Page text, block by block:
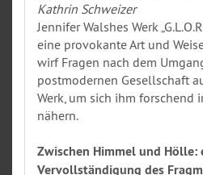
Kathrin Schweizer
Jennifer Walshes Werk
eine provokante Art und
wirf Fragen nach dem
postmodernen Gesellschaft
Werk, um sich ihm forschend
nähern.
Zwischen Himmel und Hölle:
Vervollständigung des